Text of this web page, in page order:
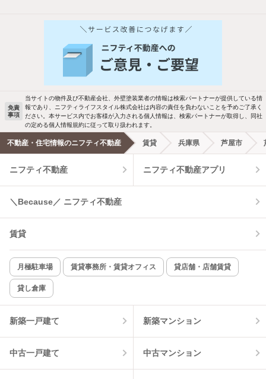
免責
事項
当サイトの物件及び不動産会社、外壁塗装業者の情報は検索パートナーが提供している情
報であり、ニフティライフスタイル株式会社は内容の責任を負わないことを予めご了承く
ださい。本サービス内でお客様が入力される個人情報は、検索パートナーが取得し、同社
の定める個人情報規約に従って取り扱われます。
不動産・住宅情報のニフティ不動産 賃貸 兵庫県 芦屋市
ニフティ不動産 ニフティ不動産アプリ
＼Because／ ニフティ不動産
賃貸
月極駐車場 賃貸事務所・賃貸オフィス 貸店舗・店舗賃貸
貸し倉庫
新築一戸建て 新築マンション
中古一戸建て 中古マンション